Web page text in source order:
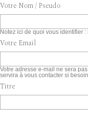
Votre Nom / Pseudo
Notez ici de quoi vous identifier
Votre Email
Votre adresse e-mail ne sera
servira à vous contacter si
Titre